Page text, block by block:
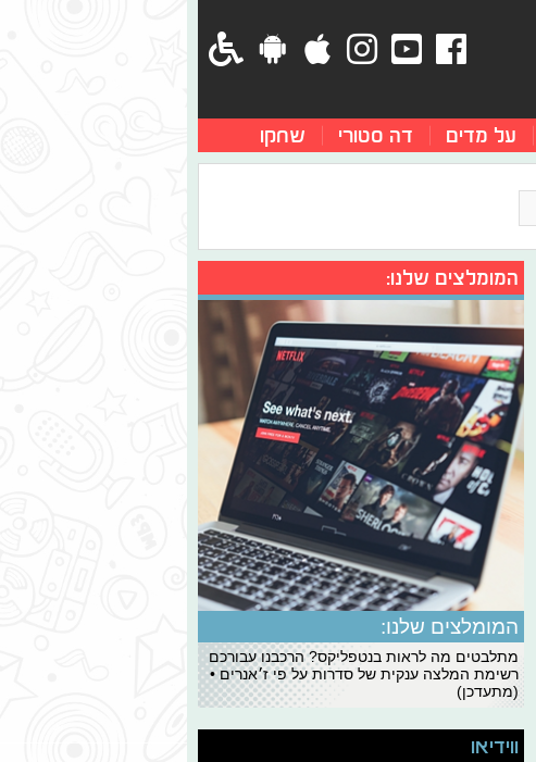
על מדים דה סטורי שחקו
המומלצים שלנו:
המומלצים שלנו:
מתלבטים מה לראות בנטפליקס? הרכבנו עבורכם
רשימת המלצה ענקית של סדרות על פי ז׳אנרים •
(מתעדכן)
ווידיאו